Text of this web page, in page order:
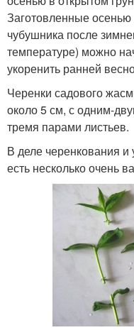
Заготовленные
чубушника после
температуре) можно
укоренить ранней
Черенки садового
около 5 см, с одним-
тремя парами листьев.
В деле черенкования
есть несколько очень